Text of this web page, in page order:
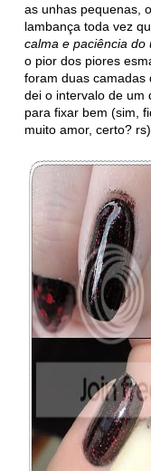
as unhas pequenas,
lambança toda vez
calma e paciência do
o pior dos piores
foram duas camadas
dei o intervalo de um
para fixar bem (sim,
muito amor, certo? rs).